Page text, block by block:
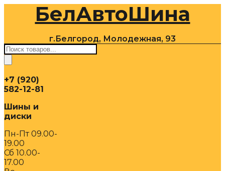
содержимомуБелАвтоШина
г.Белгород, Молодежная, 93
Поиск
товаров
+7 (920)
582-12-81
Шины и
диски
Пн-Пт 09.00-
19.00
Сб 10.00-
17.00